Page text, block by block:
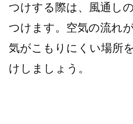
つけする際は、風通し
つけます。空気の流れ
気がこもりにくい場所
けしましょう。